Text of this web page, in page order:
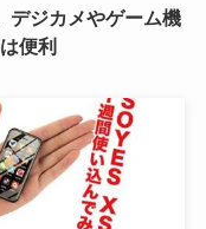
デジカメやゲーム機
便利